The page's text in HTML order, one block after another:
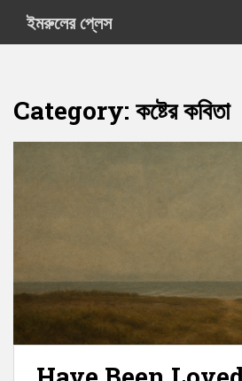
i
ইমরুলের প্লেস
Category: কষ্টের কবিতা